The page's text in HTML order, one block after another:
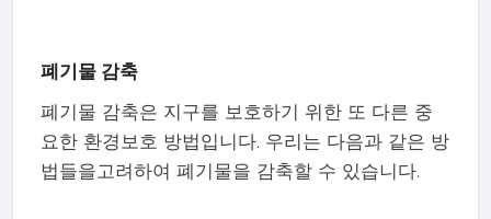
폐기물 감축
폐기물 감축은 지구를 보호하기 위한 또 다른 중
요한 환경보호 방법입니다. 우리는 다음과 같은 방
법들을고려하여 폐기물을 감축할 수 있습니다.